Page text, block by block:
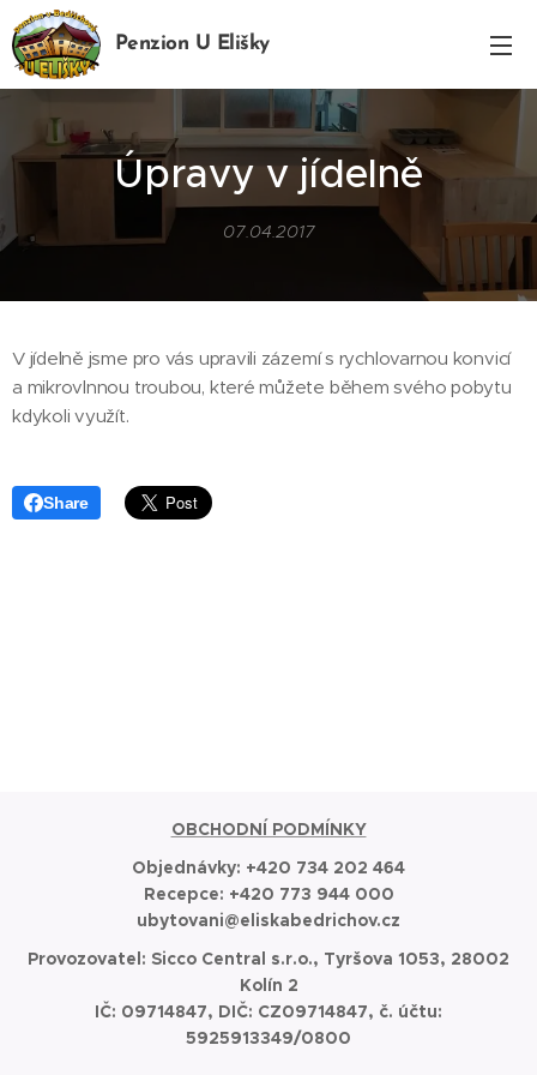
Penzion U Elišky
Úpravy v jídelně
07.04.2017
V jídelně jsme pro vás upravili zázemí s rychlovarnou konvicí
a mikrovlnnou troubou, které můžete během svého pobytu
kdykoli využít.
Share
OBCHODNÍ PODMÍNKY
Objednávky: +420 734 202 464
Recepce: +420 773 944 000
ubytovani@eliskabedrichov.cz
Provozovatel: Sicco Central s.r.o., Tyršova 1053, 28002
Kolín 2
IČ: 09714847, DIČ: CZ09714847, č. účtu:
5925913349/0800